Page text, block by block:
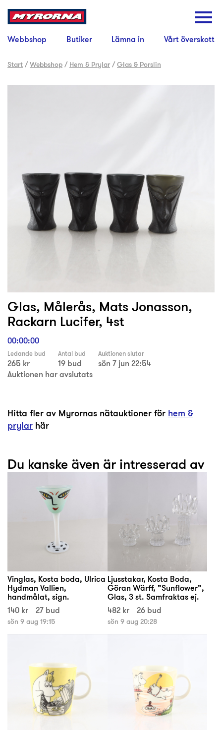
Webbshop Butiker Lämna in Vårt överskott
Start /Webbshop / Hem & Prylar /Glas & Porslin
Glas, Målerås, Mats Jonasson,
Rackarn Lucifer, 4st
00:00:00
Ledande bud
265 kr
Antal bud
19 bud
Auktionen slutar
sön 7 jun 22:54
Auktionen har avslutats
Hitta fler av Myrornas nätauktioner för hem &
prylar här
Du kanske även är intresserad av
Vinglas, Kosta boda, Ulrica
Hydman Vallien,
handmålat, sign.
140 kr
27 bud
sön 9 aug 19:15
Ljusstakar, Kosta Boda,
Göran Wärff, ”Sunflower”,
Glas, 3 st. Samfraktas ej.
482 kr
26 bud
sön 9 aug 20:28